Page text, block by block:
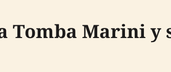
Tomba Marini y